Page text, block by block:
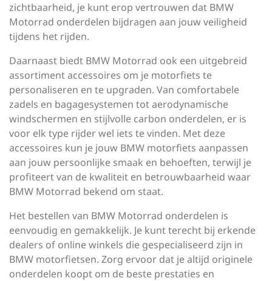
zichtbaarheid, je kunt erop vertrouwen dat BMW
Motorrad onderdelen bijdragen aan jouw veiligheid
tijdens het rijden.
Daarnaast biedt BMW Motorrad ook een uitgebreid
assortiment accessoires om je motorfiets te
personaliseren en te upgraden. Van comfortabele
zadels en bagagesystemen tot aerodynamische
windschermen en stijlvolle carbon onderdelen, er is
voor elk type rijder wel iets te vinden. Met deze
accessoires kun je jouw BMW motorfiets aanpassen
aan jouw persoonlijke smaak en behoeften, terwijl je
profiteert van de kwaliteit en betrouwbaarheid waar
BMW Motorrad bekend om staat.
Het bestellen van BMW Motorrad onderdelen is
eenvoudig en gemakkelijk. Je kunt terecht bij erkende
dealers of online winkels die gespecialiseerd zijn in
BMW motorfietsen. Zorg ervoor dat je altijd originele
onderdelen koopt om de beste prestaties en